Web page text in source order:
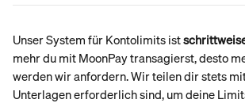
Unser System für Kontolimits ist
mehr du mit MoonPay transagierst, desto
werden wir anfordern. Wir teilen dir stets
Unterlagen erforderlich sind, um deine